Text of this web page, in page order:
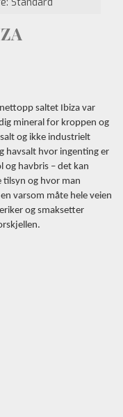
saltet Ibiza var
mineral for kroppen og
og ikke industrielt
havsalt hvor ingenting er
og havbris – det kan
tilsyn og hvor man
varsom måte hele veien
og smaksetter